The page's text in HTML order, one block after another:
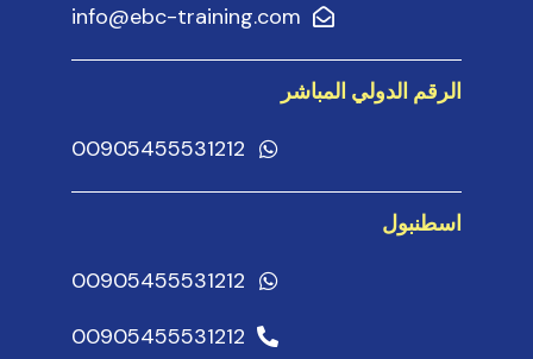
info@ebc-training.com
الرقم الدولي المباشر
00905455531212
اسطنبول
00905455531212
00905455531212